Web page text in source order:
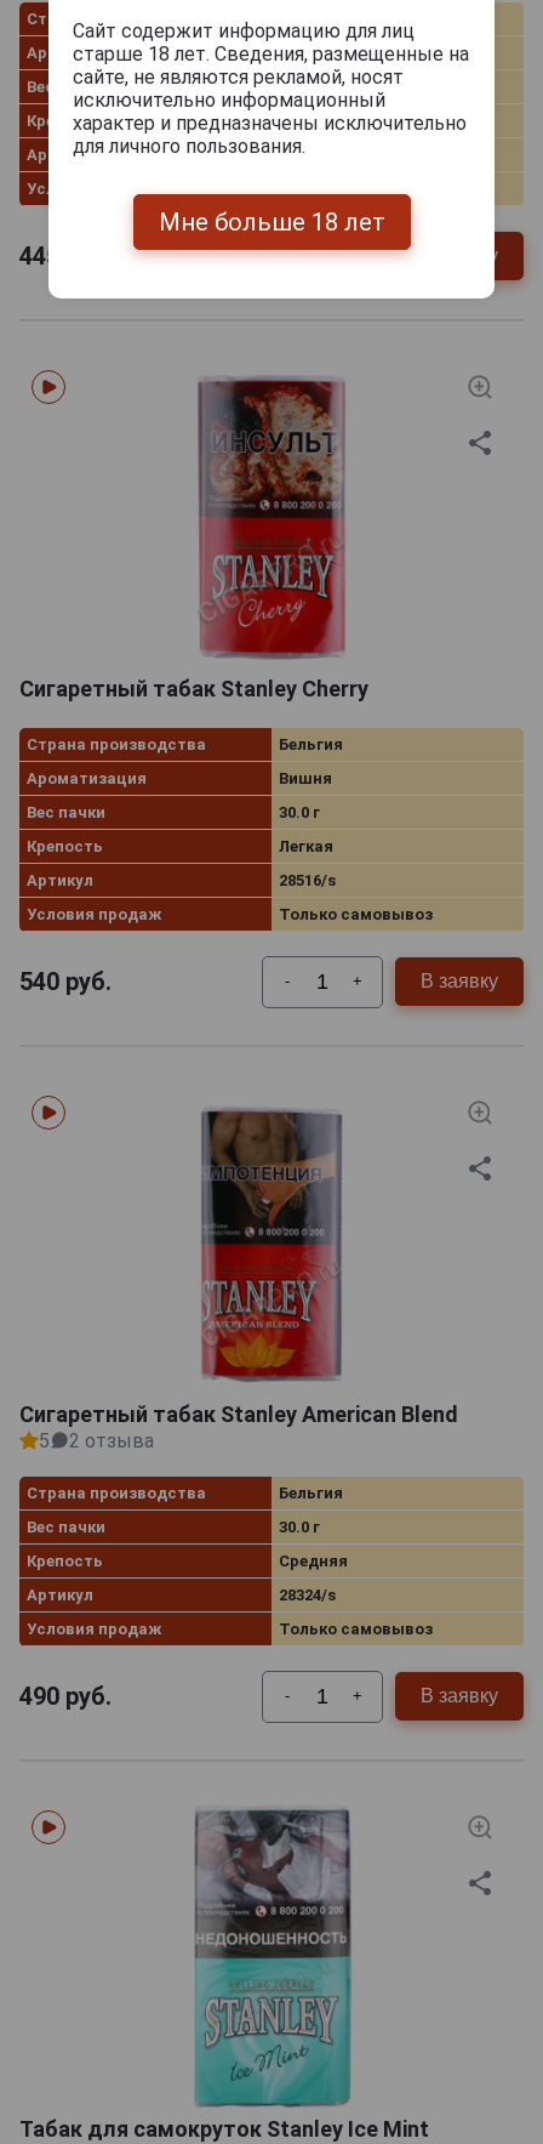
Страна производства
Ароматизация
Кофе
Вес пачки
30.0 г
Крепость
Легкая
Артикул
28625/s
Условия продаж
445 - + В заявку
Сигаретный табак Stanley Cherry
Страна производства
Бельгия
Ароматизация
Вишня
Вес пачки
30.0 г
Крепость
Легкая
Артикул
28516/s
Условия продаж
Только самовывоз
540 руб. - + В заявку
Сигаретный табак Stanley American Blend
5 2 отзыва
Страна производства
Бельгия
Вес пачки
30.0 г
Крепость
Средняя
Артикул
28324/s
Условия продаж
Только самовывоз
490 руб. - + В заявку
Табак для самокруток Stanley Ice Mint
Сайт содержит информацию для лиц
старше 18 лет. Сведения, размещенные на
сайте, не являются рекламой, носят
исключительно информационный
характер и предназначены исключительно
для личного пользования.
Мне больше 18 лет